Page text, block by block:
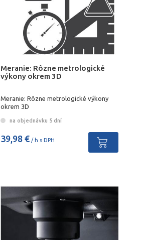
Meranie: Rôzne metrologické
výkony okrem 3D
Meranie: Rôzne metrologické výkony
okrem 3D
na objednávku 5 dní
39,98 € / h s DPH